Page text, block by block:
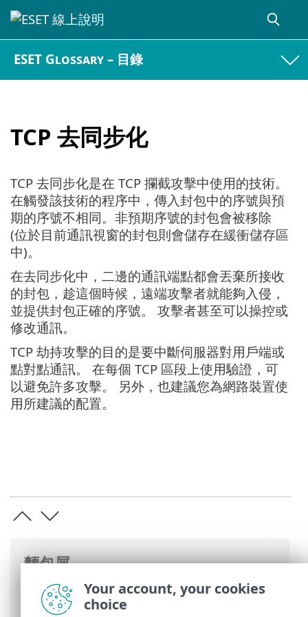
ESET Glossary – 目錄
TCP 去同步化
麵包屑
ESET 線上說明>ESET Glossary>遠端攻擊
> TCP 去同步化
TCP 去同步化是在 TCP 攔截攻擊中使用的技術。
在觸發該技術的程序中，傳入封包中的序號與預
期的序號不相同。非預期序號的封包會被移除
(位於目前通訊視窗的封包則會儲存在緩衝儲存區
中)。
在去同步化中，二邊的通訊端點都會丟棄所接收
的封包，趁這個時候，遠端攻擊者就能夠入侵，
並提供封包正確的序號。 攻擊者甚至可以操控或
修改通訊。
TCP 劫持攻擊的目的是要中斷伺服器對用戶端或
點對點通訊。 在每個 TCP 區段上使用驗證，可
以避免許多攻擊。 另外，也建議您為網路裝置使
用所建議的配置。
Your account, your cookies
choice